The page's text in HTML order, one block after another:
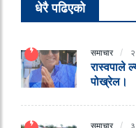
धेरै पढिएको
समाचार
रास्वपाले
पोख्रेल।
समाचार